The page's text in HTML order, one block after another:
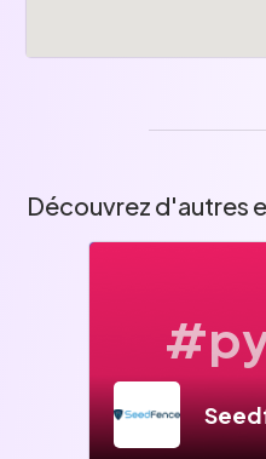
Découvrez d'autres